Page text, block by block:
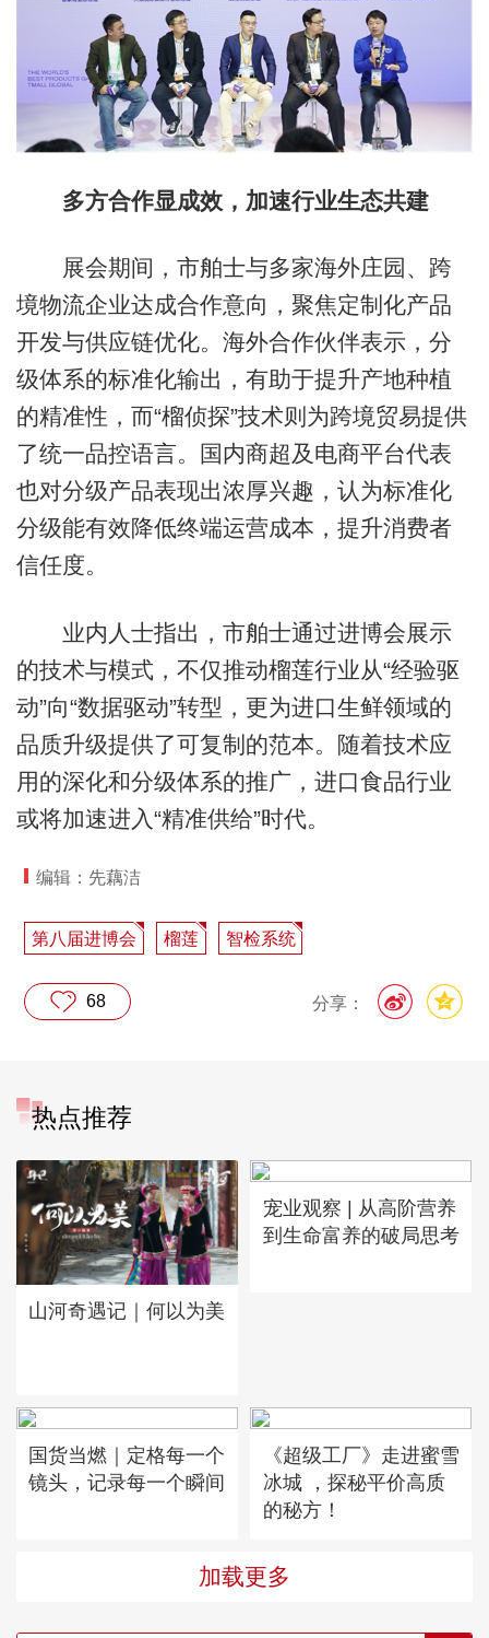
多方合作显成效，加速行业生态共建
展会期间，市舶士与多家海外庄园、跨
境物流企业达成合作意向，聚焦定制化产品
开发与供应链优化。海外合作伙伴表示，分
级体系的标准化输出，有助于提升产地种植
的精准性，而“榴侦探”技术则为跨境贸易提供
了统一品控语言。国内商超及电商平台代表
也对分级产品表现出浓厚兴趣，认为标准化
分级能有效降低终端运营成本，提升消费者
信任度。
业内人士指出，市舶士通过进博会展示
的技术与模式，不仅推动榴莲行业从“经验驱
动”向“数据驱动”转型，更为进口生鲜领域的
品质升级提供了可复制的范本。随着技术应
用的深化和分级体系的推广，进口食品行业
或将加速进入“精准供给”时代。
编辑：先藕洁
第八届进博会 榴莲 智检系统
分享：
68
热点推荐
山河奇遇记｜何以为美
宠业观察 | 从高阶营养
到生命富养的破局思考
国货当燃｜定格每一个
镜头，记录每一个瞬间
《超级工厂》走进蜜雪
冰城 ，探秘平价高质
的秘方！
加载更多